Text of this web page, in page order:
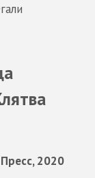
2020